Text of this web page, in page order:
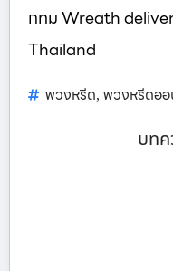
กทม Wreath
Thailand
พวงหรีด, พวงหรีดออ
บท